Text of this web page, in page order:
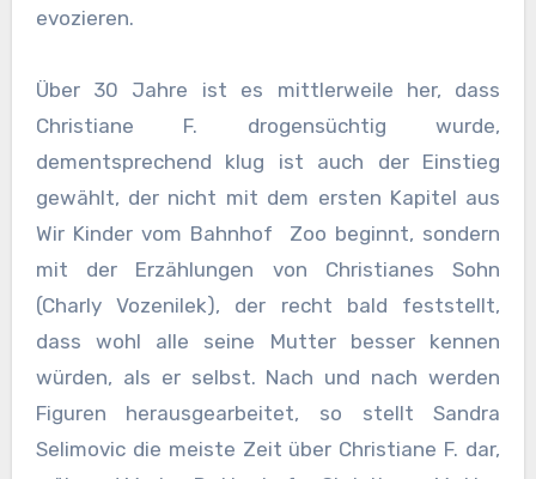
evozieren.
Über 30 Jahre ist es mittlerweile her, dass
Christiane F. drogensüchtig wurde,
dementsprechend klug ist auch der Einstieg
gewählt, der nicht mit dem ersten Kapitel aus
Wir Kinder vom Bahnhof Zoo beginnt, sondern
mit der Erzählungen von Christianes Sohn
(Charly Vozenilek), der recht bald feststellt,
dass wohl alle seine Mutter besser kennen
würden, als er selbst. Nach und nach werden
Figuren herausgearbeitet, so stellt Sandra
Selimovic die meiste Zeit über Christiane F. dar,